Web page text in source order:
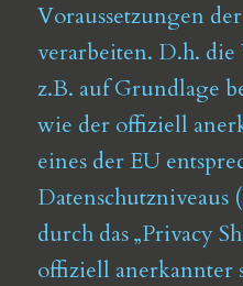
Voraussetzungen
verarbeiten. D.h.
z.B. auf Grundlage
wie der offiziell
eines der EU
Datenschutzniveaus
durch das „Privacy
offiziell anerkannter